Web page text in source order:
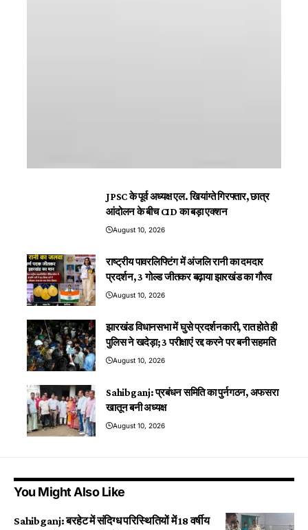
JPSC के पूर्व अध्यक्ष एल. खियांग्ते गिरफ्तार, छात्र
आंदोलन के बीच CID का बड़ा एक्शन
August 10, 2026
राष्ट्रीय पावरलिफ्टिंग में अंजलि रानी का दमदार
प्रदर्शन, 3 गोल्ड जीतकर बढ़ाया झारखंड का गौरव
August 10, 2026
झारखंड विधानसभा में घुसे प्रदर्शनकारी, रात होते ही
पुलिस ने खदेड़ा; 3 परीक्षाएं रद्द करने पर बनी सहमति
August 10, 2026
Sahibganj: प्रबंधन समिति का पुर्नगठन, अफसरा
खातून बनी अध्यक्ष
August 10, 2026
You Might Also Like
Sahibganj: बरहेट में संदिग्ध परिस्थितियों में 18 वर्षीय